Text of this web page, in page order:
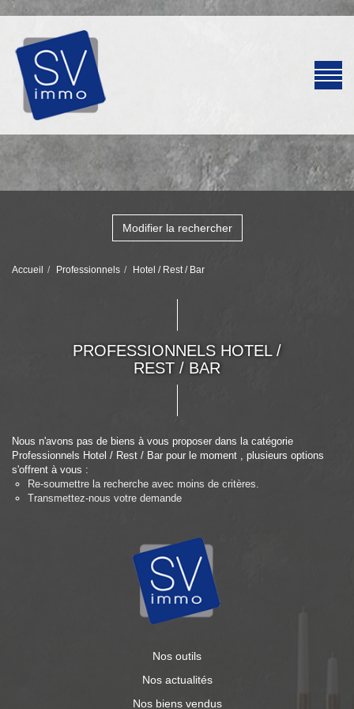
Modifier la rechercher
Accueil Professionnels Hotel / Rest / Bar
PROFESSIONNELS HOTEL /
REST / BAR
Nous n'avons pas de biens à vous proposer dans la catégorie
Professionnels Hotel / Rest / Bar pour le moment , plusieurs options
s'offrent à vous :
Re-soumettre la recherche avec moins de critères.
Transmettez-nous votre demande
Nos outils
Nos actualités
Nos biens vendus